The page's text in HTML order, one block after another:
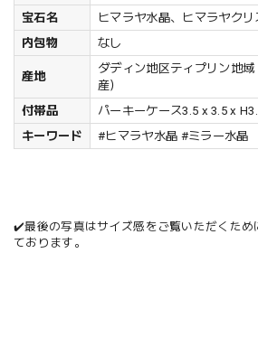
宝石名
ヒマラヤ水晶、ヒマラヤクリ
内包物
なし
産地
ダディン地区ティプリン地
産）
付帯品
パーキーケース3.5 x 3.5 x
キーワード
#ヒマラヤ水晶 #ミラー水晶
✔️最後の写真はサイズ感をご覧いただくため
ております。